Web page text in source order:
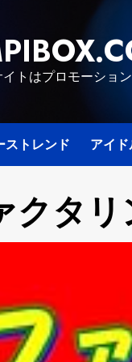
イトはプロモーショ
ストレンド アイ
クタ